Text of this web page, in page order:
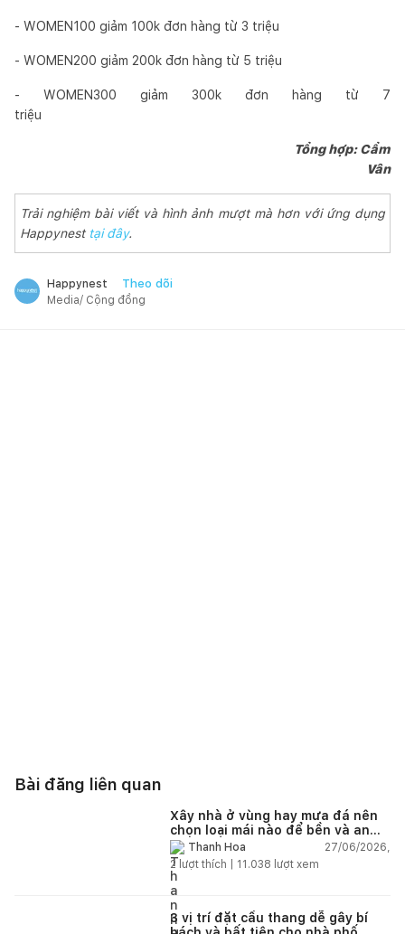
- WOMEN100 giảm 100k đơn hàng từ 3 triệu
- WOMEN200 giảm 200k đơn hàng từ 5 triệu
- WOMEN300 giảm 300k đơn hàng từ 7
triệu
Tổng hợp: Cẩm
Vân
Trải nghiệm bài viết và hình ảnh mượt mà hơn với ứng dụng
Happynest tại đây.
Happynest Theo dõi
Media/ Cộng đồng
Bài đăng liên quan
Xây nhà ở vùng hay mưa đá nên
chọn loại mái nào để bền và an
toàn?Thanh Hoa
27/06/2026,
2 lượt thích | 11.038 lượt xem
3 vị trí đặt cầu thang dễ gây bí